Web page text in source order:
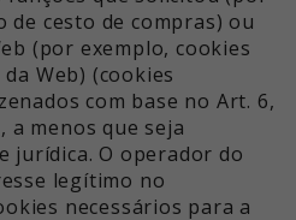
de cesto de compras) ou
(por exemplo, cookies
Web) (cookies
com base no Art. 6,
a menos que seja
jurídica. O operador do
legítimo no
necessários para a